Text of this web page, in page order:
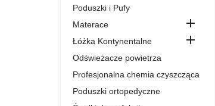
Poduszki i Pufy
Materace

Łóżka Kontynentalne 
Odświeżacze powietrza
Profesjonalna chemia czyszcząca
Poduszki ortopedyczne